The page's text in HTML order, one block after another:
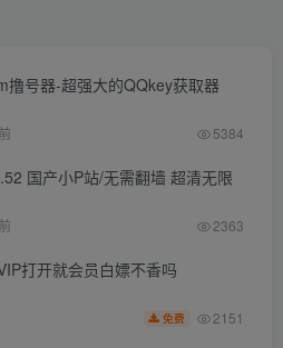
撸号器-超强大的QQkey获取器
5384
国产小P站/无需翻墙 超清无限
2363
打开就会员白嫖不香吗
免费 2151